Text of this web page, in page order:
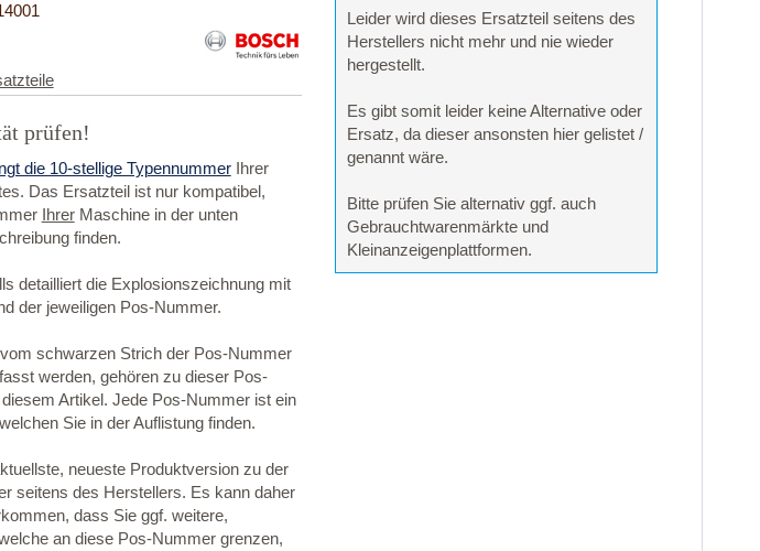
prüfen!
die 10-stellige TypennummerIhrer
Das Ersatzteil ist nur kompatibel,
IhrerMaschine in der unten
finden.
detailliert die Explosionszeichnung mit
der jeweiligen Pos-Nummer.
schwarzen Strich der Pos-Nummer
werden, gehören zu dieser Pos-
Artikel. Jede Pos-Nummer ist ein
Sie in der Auflistung finden.
neueste Produktversion zu der
seitens des Herstellers. Es kann daher
dass Sie ggf. weitere,
an diese Pos-Nummer grenzen,
Leider wird dieses Ersatzteil seitens des
Herstellers nicht mehr und nie wieder
hergestellt.
Es gibt somit leider keine Alternative oder
Ersatz, da dieser ansonsten hier gelistet /
genannt wäre.
Bitte prüfen Sie alternativ ggf. auch
Gebrauchtwarenmärkte und
Kleinanzeigenplattformen.